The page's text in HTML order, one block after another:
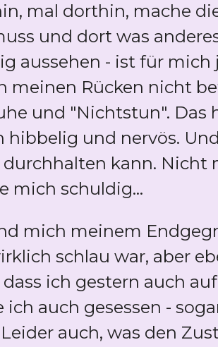
mal dorthin, mache
und dort was
aussehen - ist für
meinen Rücken nicht
und "Nichtstun".
hibbelig und nervös.
kann. Nicht
mich schuldig...
mich meinem
schlau war, aber
ich gestern auch
auch gesessen -
auch, was den